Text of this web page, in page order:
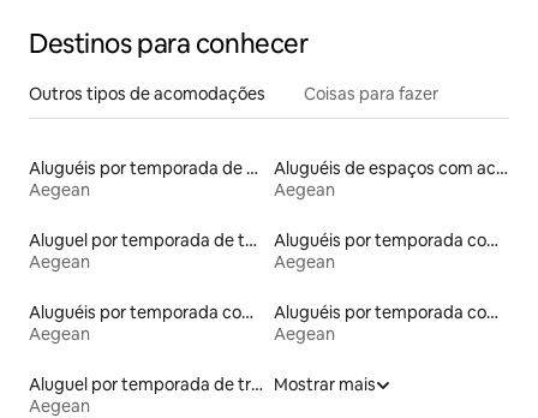
Destinos para conhecer
Outros tipos de acomodações Coisas para fazer
Aluguéis por temporada de acomodações de luxo
Aegean
Aluguéis de espaços com acesso direto a pistas de esqui
Aegean
Aluguel por temporada de tendas
Aegean
Aluguéis por temporada com banheira de hidromassagem
Aegean
Aluguéis por temporada com caiaque
Aegean
Aluguéis por temporada com banheiro para PCD
Aegean
Aluguel por temporada de trailers
Aegean
Mostrar mais